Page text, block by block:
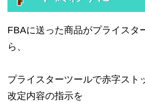
FBAに送った商品がプライスタ
ら、
プライスターツールで赤字スト
改定内容の指示を